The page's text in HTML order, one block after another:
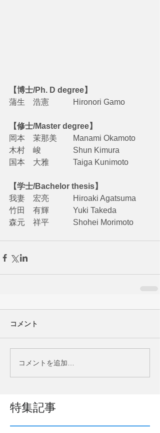
【博士/Ph. D degree】
蒲生　浩憲　　　Hironori Gamo
【修士/Master degree】
岡本　茉那美　　Manami Okamoto
木村　峻　　　　Shun Kimura
国本　大雅　　　Taiga Kunimoto
【学士/Bachelor thesis】
我妻　宏亮　　　Hiroaki Agatsuma
竹田　有輝　　　Yuki Takeda
森元　祥平　　　Shohei Morimoto
コメント
コメントを追加…
特集記事